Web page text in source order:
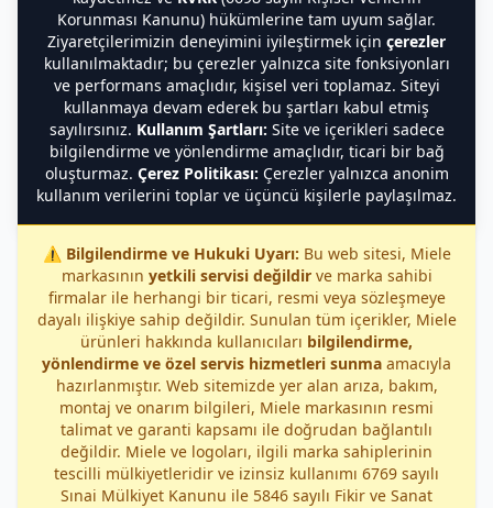
Korunması Kanunu) hükümlerine tam uyum sağlar.
Ziyaretçilerimizin deneyimini iyileştirmek için çerezler
kullanılmaktadır; bu çerezler yalnızca site fonksiyonları
ve performans amaçlıdır, kişisel veri toplamaz. Siteyi
kullanmaya devam ederek bu şartları kabul etmiş
sayılırsınız. Kullanım Şartları: Site ve içerikleri sadece
bilgilendirme ve yönlendirme amaçlıdır, ticari bir bağ
oluşturmaz. Çerez Politikası: Çerezler yalnızca anonim
kullanım verilerini toplar ve üçüncü kişilerle paylaşılmaz.
⚠️ Bilgilendirme ve Hukuki Uyarı: Bu web sitesi, Miele
markasının yetkili servisi değildirve marka sahibi
firmalar ile herhangi bir ticari, resmi veya sözleşmeye
dayalı ilişkiye sahip değildir. Sunulan tüm içerikler, Miele
ürünleri hakkında kullanıcıları bilgilendirme,
yönlendirme ve özel servis hizmetleri sunma amacıyla
hazırlanmıştır. Web sitemizde yer alan arıza, bakım,
montaj ve onarım bilgileri, Miele markasının resmi
talimat ve garanti kapsamı ile doğrudan bağlantılı
değildir. Miele ve logoları, ilgili marka sahiplerinin
tescilli mülkiyetleridir ve izinsiz kullanımı 6769 sayılı
Sınai Mülkiyet Kanunu ile 5846 sayılı Fikir ve Sanat